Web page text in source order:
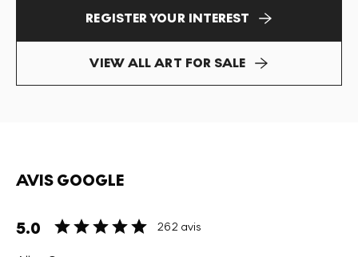
REGISTER YOUR INTEREST
VIEW ALL ART FOR SALE
AVIS GOOGLE
5.0 262 avis